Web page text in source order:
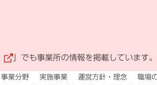
（外部リンク）
」でも事業所の情報を掲載しています。
事業分野 実施事業 運営方針・理念 職場